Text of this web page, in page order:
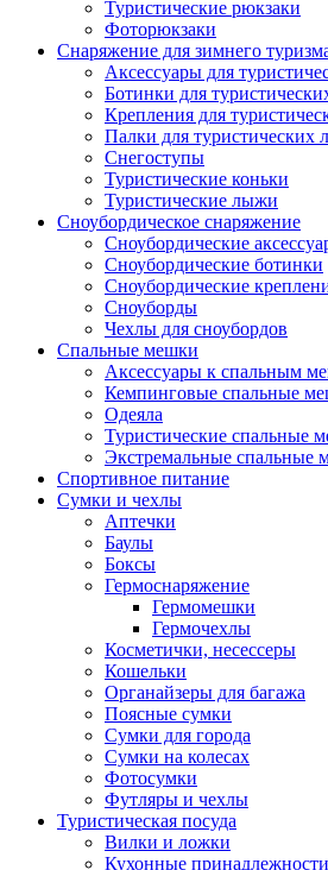
Туристические рюкзаки
Фоторюкзаки
Снаряжение для зимнего
Аксессуары для
Ботинки для
Крепления для
Палки для туристических
Снегоступы
Туристические коньки
Туристические лыжи
Сноубордическое снаряжение
Сноубордические
Сноубордические ботинки
Сноубордические
Сноуборды
Чехлы для сноубордов
Спальные мешки
Аксессуары к спальным
Кемпинговые спальные
Одеяла
Туристические спальные
Экстремальные спальные
Спортивное питание
Сумки и чехлы
Аптечки
Баулы
Боксы
Гермоснаряжение
Гермомешки
Гермочехлы
Косметички, несессеры
Кошельки
Органайзеры для багажа
Поясные сумки
Сумки для города
Сумки на колесах
Фотосумки
Футляры и чехлы
Туристическая посуда
Вилки и ложки
Кухонные принадлежности